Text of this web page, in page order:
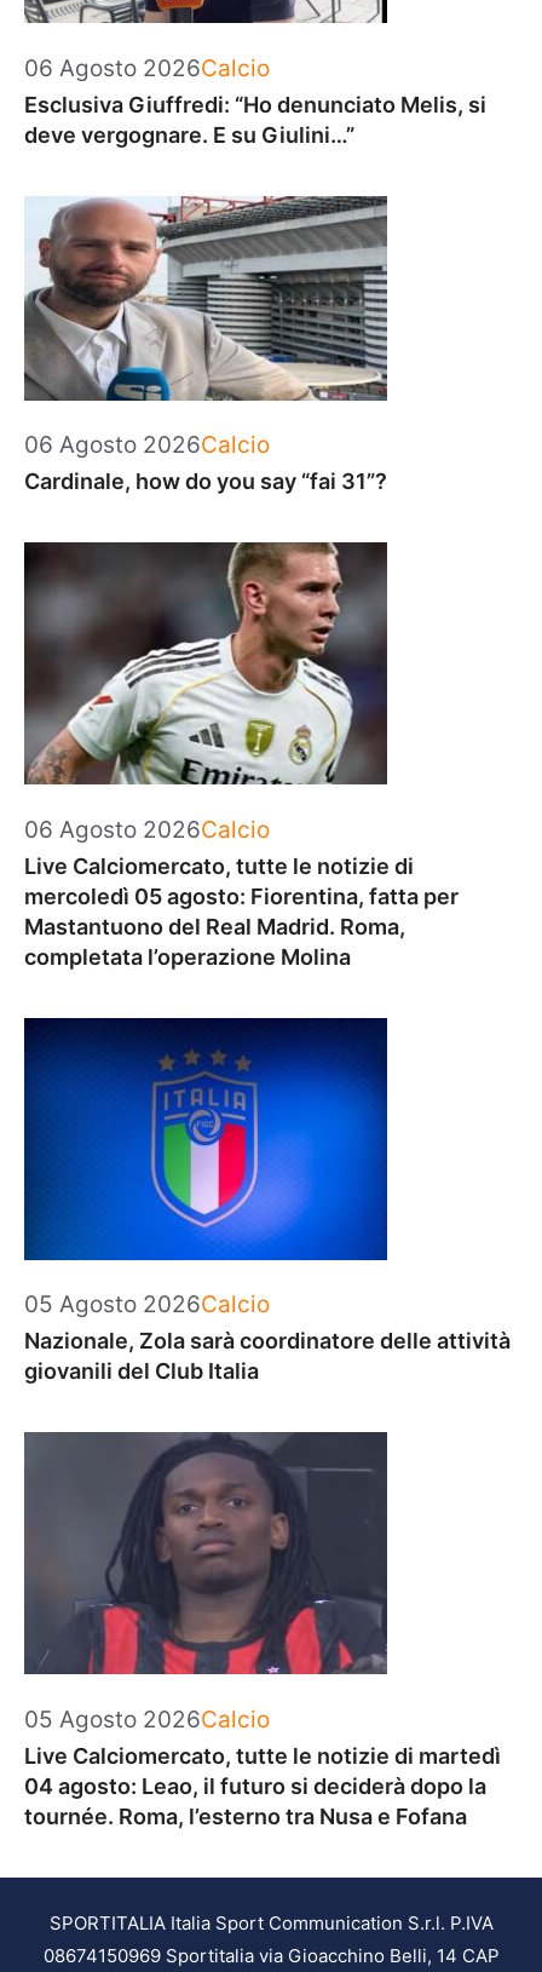
06 Agosto 2026Categorie
Calcio
Esclusiva Giuffredi: “Ho denunciato Melis, si
deve vergognare. E su Giulini…”
06 Agosto 2026Categorie
Calcio
Cardinale, how do you say “fai 31”?
06 Agosto 2026Categorie
Calcio
Live Calciomercato, tutte le notizie di
mercoledì 05 agosto: Fiorentina, fatta per
Mastantuono del Real Madrid. Roma,
completata l’operazione Molina
05 Agosto 2026Categorie
Calcio
Nazionale, Zola sarà coordinatore delle attività
giovanili del Club Italia
05 Agosto 2026Categorie
Calcio
Live Calciomercato, tutte le notizie di martedì
04 agosto: Leao, il futuro si deciderà dopo la
tournée. Roma, l’esterno tra Nusa e Fofana
SPORTITALIA Italia Sport Communication S.r.l. P.IVA
08674150969 Sportitalia via Gioacchino Belli, 14 CAP